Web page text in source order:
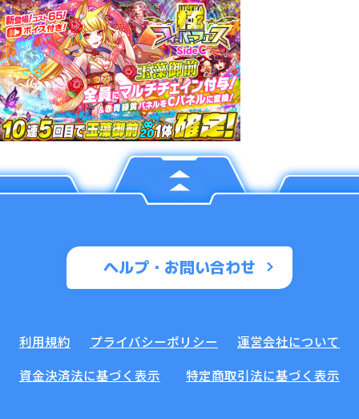
ヘルプ・お問い合わせ
利用規約 プライバシーポリシー
運営会社について
資金決済法に基づく表示
特定商取引法に基づく表示